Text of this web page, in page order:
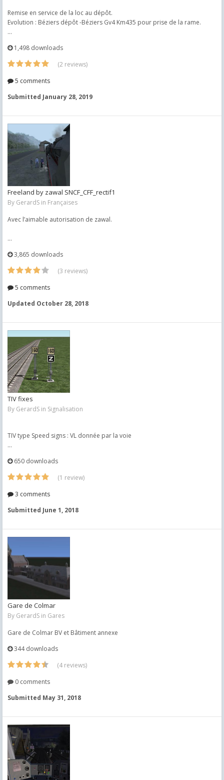
Remise en service de la loc au dépôt.
Evolution : Béziers dépôt -Béziers Gv4 Km435 pour prise de la rame.
...
1,498 downloads
(2 reviews)
5 comments
Submitted January 28, 2019
Freeland by zawal SNCF_CFF_rectif1
By GerardS in Françaises
Avec l’aimable autorisation de zawal.
...
3,865 downloads
(3 reviews)
5 comments
Updated October 28, 2018
TIV fixes
By GerardS in Signalisation
TIV type Speed signs : VL donnée par la voie
...
650 downloads
(1 review)
3 comments
Submitted June 1, 2018
Gare de Colmar
By GerardS in Gares
Gare de Colmar BV et Bâtiment annexe
344 downloads
(4 reviews)
0 comments
Submitted May 31, 2018